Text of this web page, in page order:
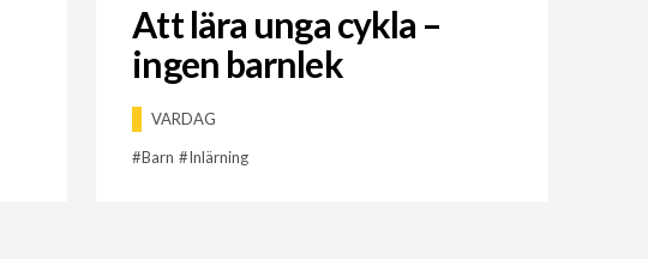
Att lära unga cykla –
ingen barnlek
VARDAG
Barn
Inlärning